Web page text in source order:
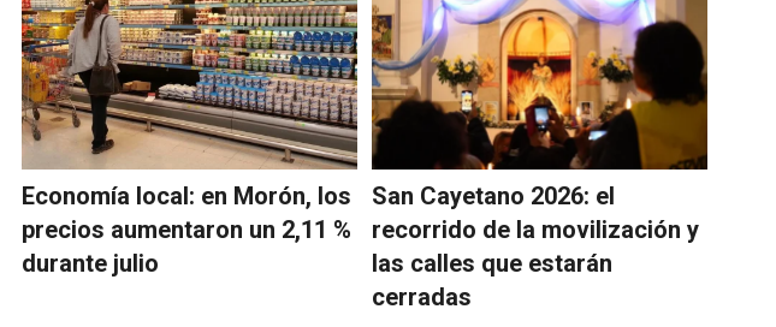
Economía local: en Morón, los
precios aumentaron un 2,11 %
durante julio
San Cayetano 2026: el
recorrido de la movilización y
las calles que estarán
cerradas